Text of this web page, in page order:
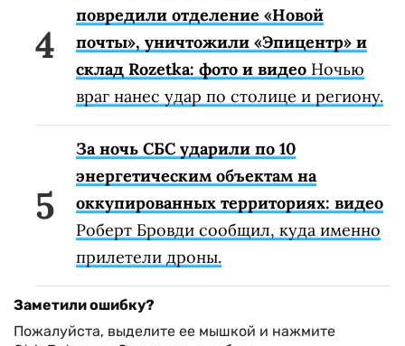
повредили отделение «Новой
почты», уничтожили «Эпицентр» и
склад Rozetka: фото и видео Ночью
враг нанес удар по столице и региону.
За ночь СБС ударили по 10
энергетическим объектам на
оккупированных территориях: видео
Роберт Бровди сообщил, куда именно
прилетели дроны.
Заметили ошибку?
Пожалуйста, выделите ее мышкой и нажмите